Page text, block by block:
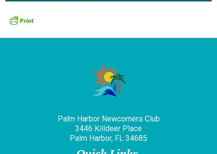
Palm Harbor Newcomers Club
3446 Killdeer Place
Palm Harbor, FL 34685